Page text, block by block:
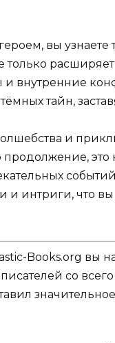
вы узнаете
внутренние
тайн,
и
продолжение,
интриги, что
Books.org вы
со